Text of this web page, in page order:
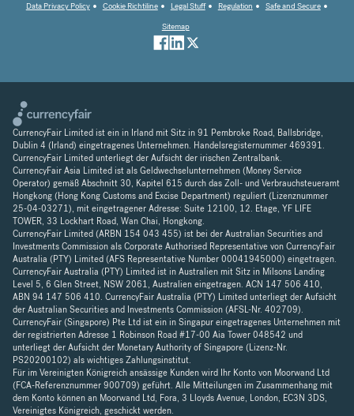
Data Privacy Policy
Cookie Richtiline Legal Stuff Regulation
Safe and Secure
Sitemap
CurrencyFair Limited ist ein in Irland mit Sitz in 91 Pembroke Road, Ballsbridge,
Dublin 4 (Irland) eingetragenes Unternehmen. Handelsregisternummer 469391.
CurrencyFair Limited unterliegt der Aufsicht der irischen Zentralbank.
CurrencyFair Asia Limited ist als Geldwechselunternehmen (Money Service
Operator) gemäß Abschnitt 30, Kapitel 615 durch das Zoll- und Verbrauchsteueramt
Hongkong (Hong Kong Customs and Excise Department) reguliert (Lizenznummer
25-04-03271), mit eingetragener Adresse: Suite 12100, 12. Etage, YF LIFE
TOWER, 33 Lockhart Road, Wan Chai, Hongkong.
CurrencyFair Limited (ARBN 154 043 455) ist bei der Australian Securities and
Investments Commission als Corporate Authorised Representative von CurrencyFair
Australia (PTY) Limited (AFS Representative Number 00041945000) eingetragen.
CurrencyFair Australia (PTY) Limited ist in Australien mit Sitz in Milsons Landing
Level 5, 6 Glen Street, NSW 2061, Australien eingetragen. ACN 147 506 410,
ABN 94 147 506 410. CurrencyFair Australia (PTY) Limited unterliegt der Aufsicht
der Australian Securities and Investments Commission (AFSL-Nr. 402709).
CurrencyFair (Singapore) Pte Ltd ist ein in Singapur eingetragenes Unternehmen mit
der registrierten Adresse 1 Robinson Road #17-00 Aia Tower 048542 und
unterliegt der Aufsicht der Monetary Authority of Singapore (Lizenz-Nr.
PS20200102) als wichtiges Zahlungsinstitut.
Für im Vereinigten Königreich ansässige Kunden wird Ihr Konto von Moorwand Ltd
(FCA-Referenznummer 900709) geführt. Alle Mitteilungen im Zusammenhang mit
dem Konto können an Moorwand Ltd, Fora, 3 Lloyds Avenue, London, EC3N 3DS,
Vereinigtes Königreich, geschickt werden.